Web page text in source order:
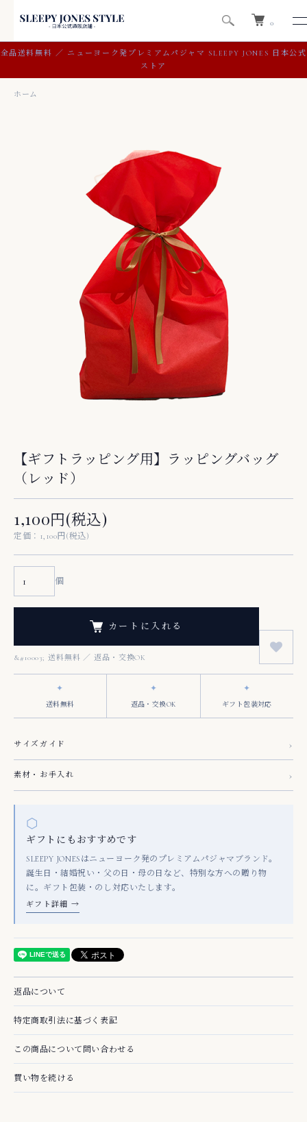
0
全品送料無料 ／ ニューヨーク発プレミアムパジャマ SLEEPY JONES 日本公式
ストア
ホーム
【ギフトラッピング用】ラッピングバッグ
（レッド）
1,100円(税込)
定価：1,100円(税込)
個
カートに入れる
✦
送料無料
✦
返品・交換OK
✦
ギフト包装対応
サイズガイド ›
素材・お手入れ ›
⬡
ギフトにもおすすめです
SLEEPY JONESはニューヨーク発のプレミアムパジャマブランド。
誕生日・結婚祝い・父の日・母の日など、特別な方への贈り物
に。ギフト包装・のし対応いたします。
ギフト詳細 →
返品について
特定商取引法に基づく表記
この商品について問い合わせる
買い物を続ける